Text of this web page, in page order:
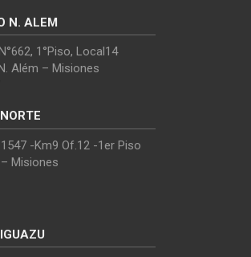
N. ALEM
1°Piso, Local14
Além – Misiones
-Km9 Of.12 -1er Piso
Misiones